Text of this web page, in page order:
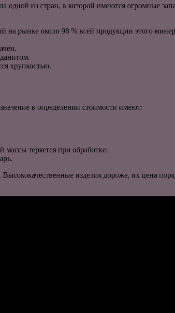
из стран, в которой имеются огромные
на рынке около 98 % всей продукции этого
хрупкостью.
в определении стоимости имеют:
массы теряется при обработке;
изделия дороже, их цена